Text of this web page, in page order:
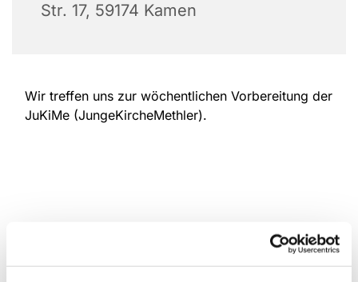
Str. 17, 59174 Kamen
Wir treffen uns zur wöchentlichen Vorbereitung der
JuKiMe (JungeKircheMethler).